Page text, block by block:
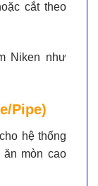
cắt theo
Niken như
Pipe)
hệ thống
mòn cao